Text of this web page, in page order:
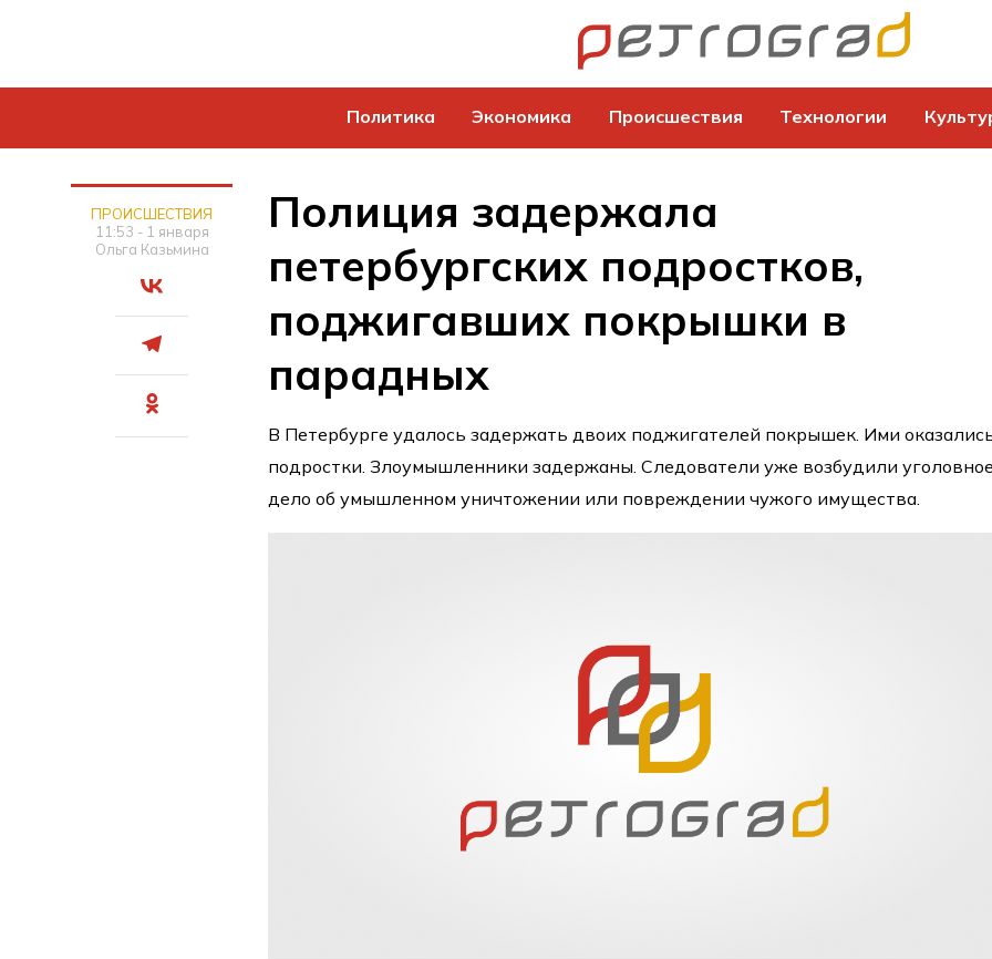
Политика Экономика Происшествия Технологии
ПРОИСШЕСТВИЯ
11:53 - 1 января
Ольга Казьмина
Полиция задержала
петербургских подростков,
поджигавших покрышки в
парадных
В Петербурге удалось задержать двоих поджигателей покрышек. Ими
подростки. Злоумышленники задержаны. Следователи уже возбудили уголовное
дело об умышленном уничтожении или повреждении чужого имущества.